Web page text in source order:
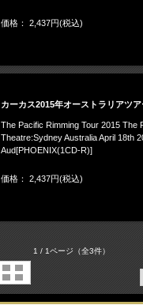
価格： 2,437円(税込)
カーカス2015年オーストラリアツ
The Pacific Rimming Tour 2015 The
Theatre:Sydney Australia April 18th
Aud[PHOENIX(1CD-R)]
価格： 2,437円(税込)
1 / 1ページ（全3件）